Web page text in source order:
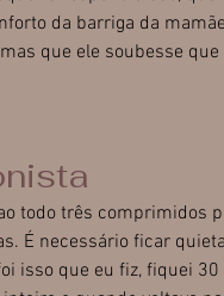
da barriga da
que ele soubesse
todo três comprimidos
É necessário ficar
isso que eu fiz, fiquei